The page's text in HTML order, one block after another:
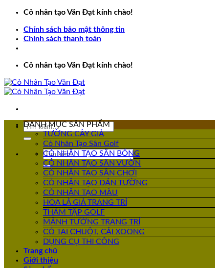
dung
Cỏ nhân tạo Văn Đạt kính chào!
Chính sách bảo mật thông tin
Chính sách thanh toán
Cỏ nhân tạo Văn Đạt kính chào!
Tìm
kiếm:
Tìm
kiếm:
DANH MỤC SẢN PHẨM
TƯỜNG CÂY GIẢ
Cỏ Nhân Tạo Sân Golf
CỎ NHÂN TẠO SÂN BÓNG
CỎ NHÂN TẠO SÂN VƯỜN
CỎ NHÂN TẠO SÂN CHƠI
CỎ NHÂN TẠO DÁN TƯỜNG
CỎ NHÂN TẠO MÀU
HOA LÁ GIẢ TRANG TRÍ
THẢM TẬP GOLF
MẢNH TƯỜNG TRANG TRÍ
CỎ TAI CHUỘT, CẢI XOONG
DỤNG CỤ THI CÔNG
Trang chủ
Giới thiệu